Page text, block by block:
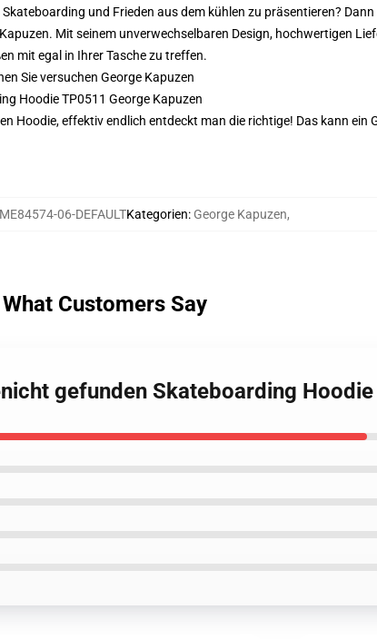
und Frieden aus dem kühlen zu präsentieren?
Mit seinem unverwechselbaren Design, hochwertigen
mit egal in Ihrer Tasche zu treffen.
Sie versuchen George Kapuzen
Hoodie TP0511 George Kapuzen
Hoodie, effektiv endlich entdeckt man die richtige! Das kann ein
06-DEFAULTKategorien: George Kapuzen,
What Customers Say
gefunden Skateboarding Hoodie